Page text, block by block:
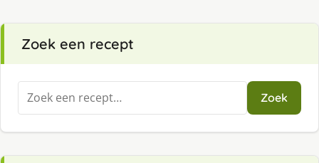
Zoek een recept
Zoeken
naar:
Zoek